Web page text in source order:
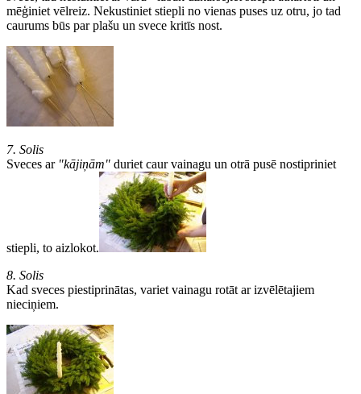
mēģiniet vēlreiz. Nekustiniet stiepli no vienas puses uz otru, jo tad
caurums būs par plašu un svece kritīs nost.
7. Solis
Sveces ar "kājiņām" duriet caur vainagu un otrā pusē nostipriniet
stiepli, to aizlokot.
8. Solis
Kad sveces piestiprinātas, variet vainagu rotāt ar izvēlētajiem
nieciņiem.